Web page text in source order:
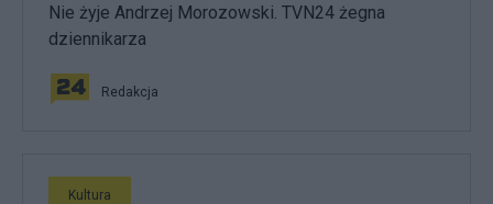
Nie żyje Andrzej Morozowski. TVN24 żegna
dziennikarza
Redakcja
Kultura